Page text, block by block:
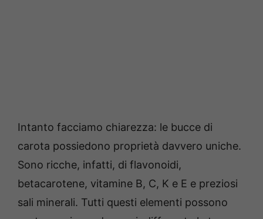
Intanto facciamo chiarezza: le bucce di
carota possiedono proprietà davvero uniche.
Sono ricche, infatti, di flavonoidi,
betacarotene, vitamine B, C, K e E e preziosi
sali minerali. Tutti questi elementi possono